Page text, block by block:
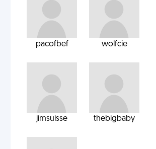
pacofbef wolfcie
jimsuisse thebigbaby